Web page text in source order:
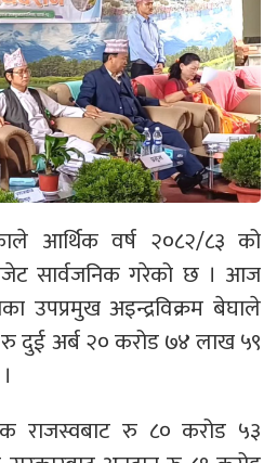
आर्थिक वर्ष २०८२/८३ को
सार्वजनिक गरेको छ । आज
उपप्रमुख अइन्द्रविक्रम बेघाले
दुई अर्ब २० करोड ७४ लाख ५९
राजस्वबाट रु ८० करोड ५३